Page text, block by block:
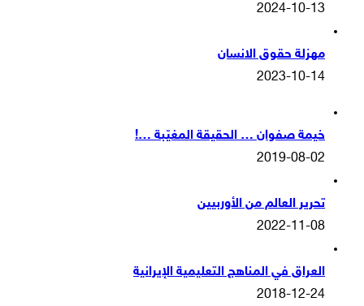
2024-10-13
مهزلة حقوق الانسان
2023-10-14
خيمة صفوان … الحقيقة المغيّبة …!
2019-08-02
تحرير العالم من الأوربيين
2022-11-08
العراق في المناهج التعليمية الإيرانية
2018-12-24